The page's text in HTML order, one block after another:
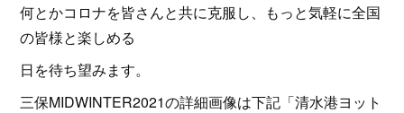
何とかコロナを皆さんと共に克服し、もっと気軽に全国
の皆様と楽しめる
日を待ち望みます。
三保MIDWINTER2021の詳細画像は下記「清水港ヨット